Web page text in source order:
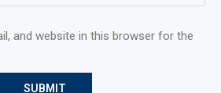
and website in this browser for the